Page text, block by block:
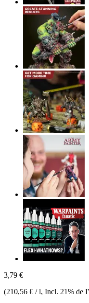
3,79 €
(210,56 € / l, Incl. 21% de